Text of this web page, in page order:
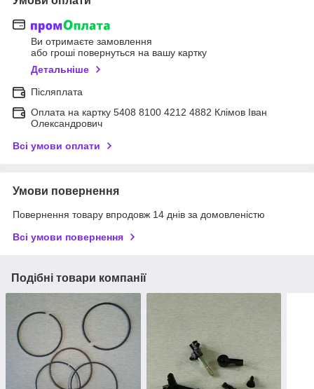
Ви отримаєте замовлення
або гроші повернуться на вашу картку
Детальніше
Післяплата
Оплата на картку 5408 8100 4212 4882 Клімов Іван
Олександрович
Всі умови оплати
Умови повернення
Повернення товару впродовж 14 днів за домовленістю
Всі умови повернення
Подібні товари компанії